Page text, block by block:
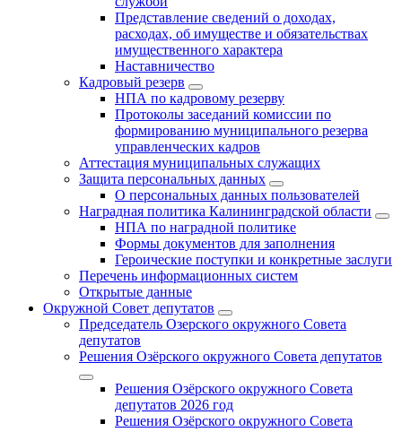
Представление сведений о доходах,
расходах, об имуществе и обязательствах
имущественного характера
Наставничество
Кадровый резерв
НПА по кадровому резерву
Протоколы заседаний комиссии по
формированию муниципального резерва
управленческих кадров
Аттестация муниципальных служащих
Защита персональных данных
О персональных данных пользователей
Наградная политика Калининградской области
НПА по наградной политике
Формы документов для заполнения
Героические поступки и конкретные заслуги
Перечень информационных систем
Открытые данные
Окружной Совет депутатов
Председатель Озерского окружного Совета
депутатов
Решения Озёрского окружного Совета депутатов
Решения Озёрского окружного Совета
депутатов 2026 год
Решения Озёрского окружного Совета